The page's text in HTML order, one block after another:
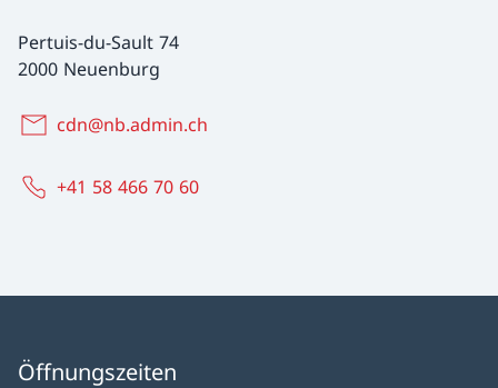
Pertuis-du-Sault 74
2000 Neuenburg
cdn@nb.admin.ch
+41 58 466 70 60
Öffnungszeiten